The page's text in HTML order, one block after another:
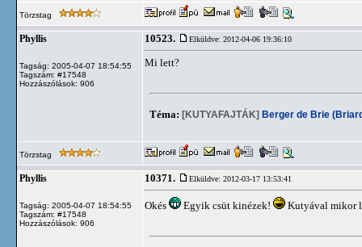
Törzstag
Phyllis
Tagság: 2005-04-07 18:54:55
Tagszám: #17548
Hozzászólások: 906
10523. Elküldve: 2012-04-06 19:36:10
Mi lett?
Téma: [KUTYAFAJTÁK] Berger de Brie
Törzstag
Phyllis
Tagság: 2005-04-07 18:54:55
Tagszám: #17548
Hozzászólások: 906
10371. Elküldve: 2012-03-17 13:53:41
Okés Egyik csüt kinézek! Kutyával mikor